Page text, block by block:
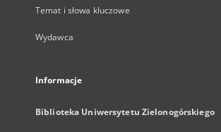
Temat i słowa kluczowe
Wydawca
Informacje
Biblioteka Uniwersytetu Zielonogórskiego